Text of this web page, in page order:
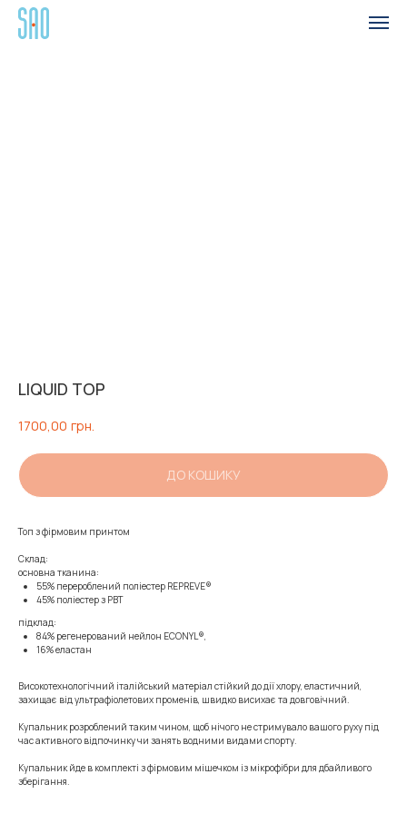
LIQUID TOP
1700,00 грн.
ДО КОШИКУ
Топ з фірмовим принтом
Склад:
основна тканина:
55% перероблений поліестер REPREVE®
45% поліестер з PBT
підклад:
84% регенерований нейлон ECONYL®,
16% еластан
Високотехнологічний італійський матеріал стійкий до дії хлору, еластичний,
захищає від ультрафіолетових променів, швидко висихає та довговічний.
Купальник розроблений таким чином, щоб нічого не стримувало вашого руху під
час активного відпочинку чи занять водними видами спорту.
Купальник йде в комплекті з фірмовим мішечком із мікрофібри для дбайливого
зберігання.